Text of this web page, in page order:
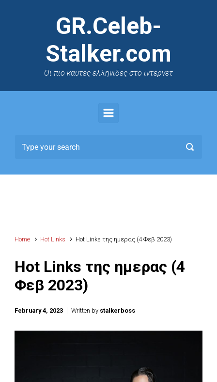
GR.Celeb-
Stalker.com
Oι πιο καυτες ελληνιδες στο ιντερνετ
Home Hot Links Hot Links της ημερας (4 Φεβ 2023)
Hot Links της ημερας (4
Φεβ 2023)
February 4, 2023 Written by stalkerboss